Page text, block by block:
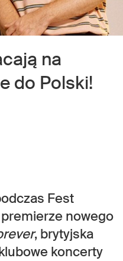
na
do Polski!
Fest
nowego
, brytyjska
koncerty